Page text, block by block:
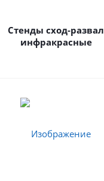
Стенды сход-развал
инфракрасные